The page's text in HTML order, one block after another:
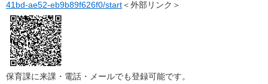
41bd-ae52-eb9b89f626f0/start​＜外部リンク＞
保育課に来課・電話・メールでも登録可能です。